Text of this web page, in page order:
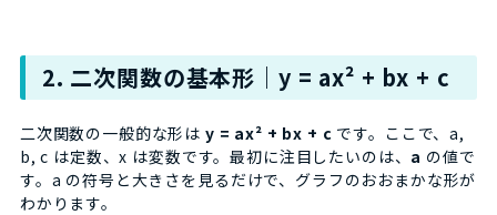
2. 二次関数の基本形｜y = ax² + bx + c
二次関数の一般的な形はy = ax² + bx + c です。ここで、a,
b, c は定数、x は変数です。最初に注目したいのは、 a の値で
す。a の符号と大きさを見るだけで、グラフのおおまかな形が
わかります。